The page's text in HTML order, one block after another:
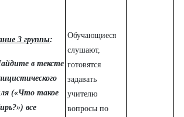
3 группы:
в тексте
(«Что такое
все
Обучающиеся
слушают,
готовятся
задавать
учителю
вопросы по